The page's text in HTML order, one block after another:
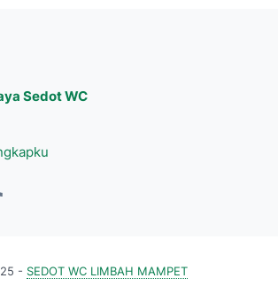
Sedot WC
- SEDOT WC LIMBAH MAMPET